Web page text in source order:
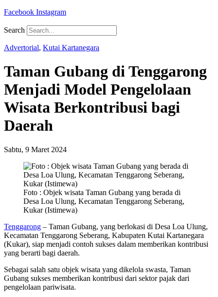
Facebook Instagram
Search
Advertorial, Kutai Kartanegara
Taman Gubang di Tenggarong
Menjadi Model Pengelolaan
Wisata Berkontribusi bagi
Daerah
Sabtu, 9 Maret 2024
Foto : Objek wisata Taman Gubang yang berada di
Desa Loa Ulung, Kecamatan Tenggarong Seberang,
Kukar (Istimewa)
Tenggarong – Taman Gubang, yang berlokasi di Desa Loa Ulung,
Kecamatan Tenggarong Seberang, Kabupaten Kutai Kartanegara
(Kukar), siap menjadi contoh sukses dalam memberikan kontribusi
yang berarti bagi daerah.
Sebagai salah satu objek wisata yang dikelola swasta, Taman
Gubang sukses memberikan kontribusi dari sektor pajak dari
pengelolaan pariwisata.